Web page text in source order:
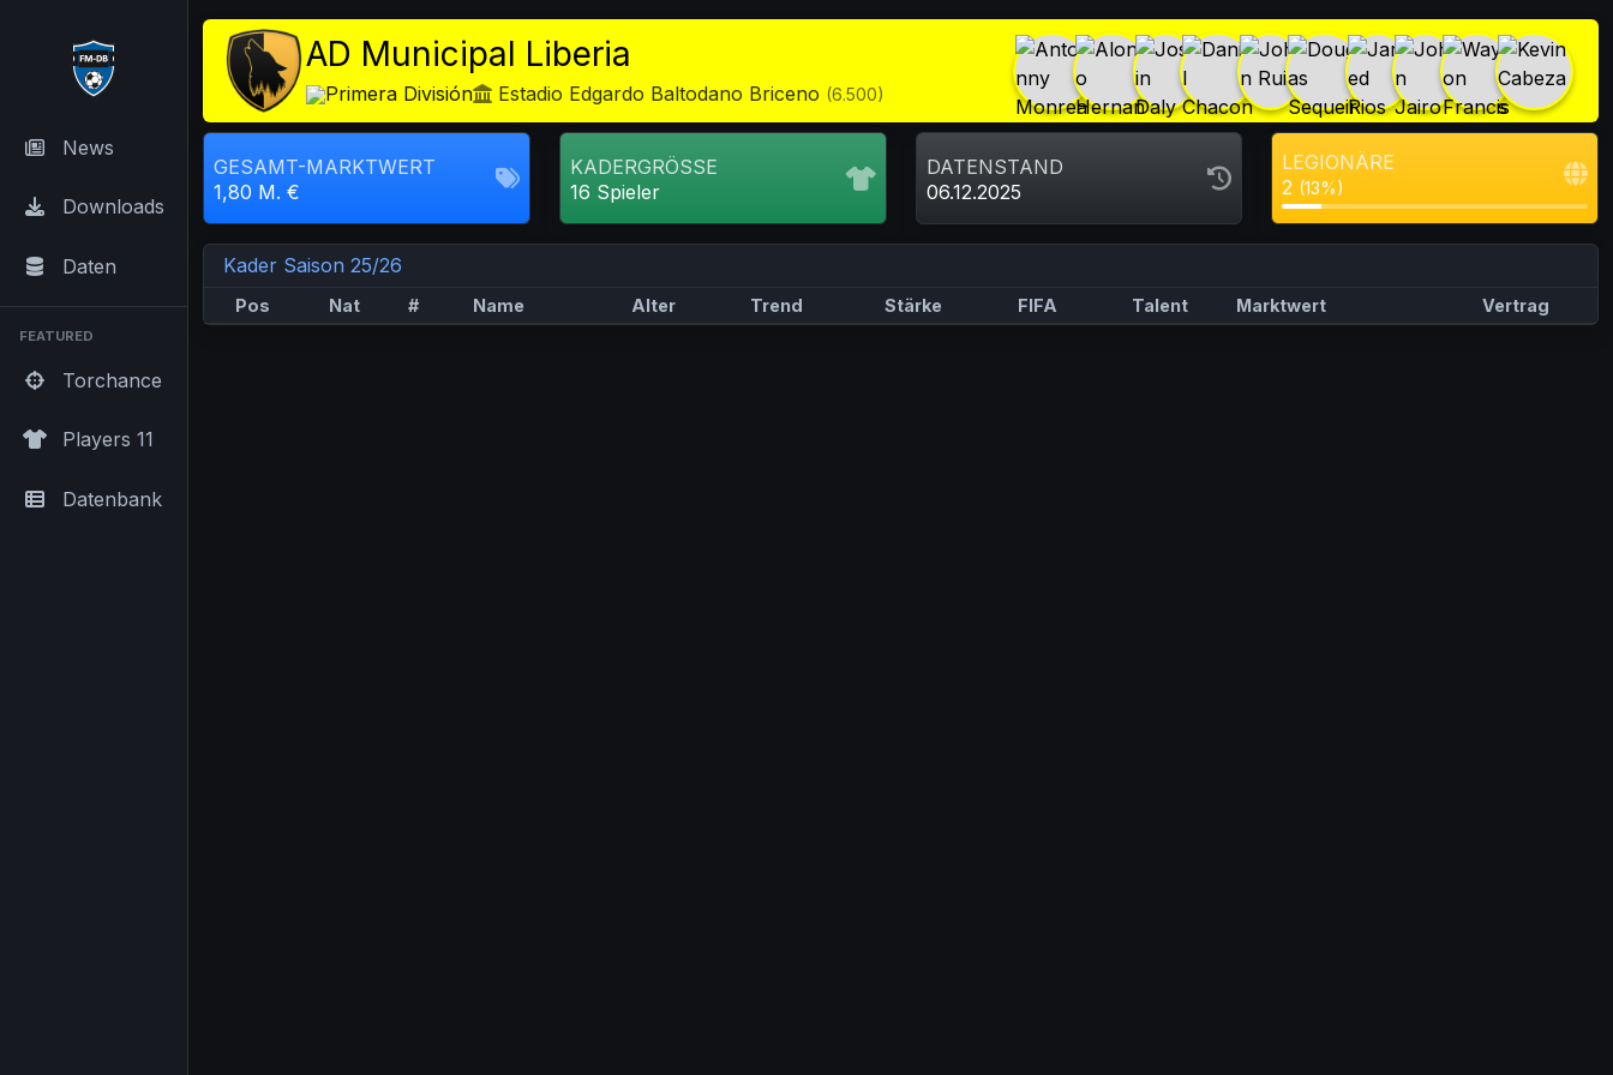
News
Downloads
Daten
FEATURED
Torchance
Players 11
Datenbank
AD Municipal Liberia
Primera División Estadio Edgardo Baltodano Briceno (6.500)
GESAMT-MARKTWERT
1,80 M. €
KADERGRÖSSE
16 Spieler
DATENSTAND
06.12.2025
LEGIONÄRE
2 (13%)
Kader Saison 25/26
Pos Nat # Name Alter Trend Stärke FIFA Talent Marktwert Vertrag